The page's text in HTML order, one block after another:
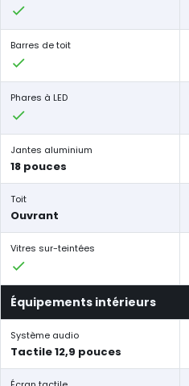
Barres de toit
Phares à LED
Jantes aluminium
18 pouces
Toit
Ouvrant
Vitres sur-teintées
Équipements intérieurs
Système audio
Tactile 12,9 pouces